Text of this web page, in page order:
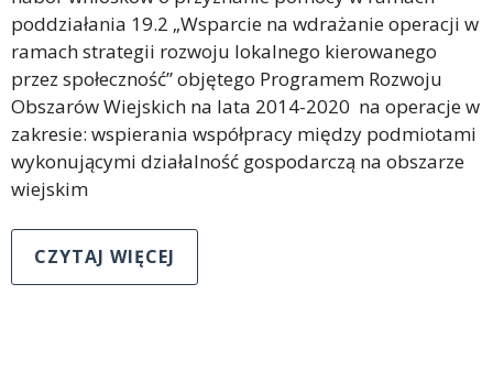
poddziałania 19.2 „Wsparcie na wdrażanie operacji w
ramach strategii rozwoju lokalnego kierowanego
przez społeczność” objętego Programem Rozwoju
Obszarów Wiejskich na lata 2014-2020 na operacje w
zakresie: wspierania współpracy między podmiotami
wykonującymi działalność gospodarczą na obszarze
wiejskim
CZYTAJ WIĘCEJ